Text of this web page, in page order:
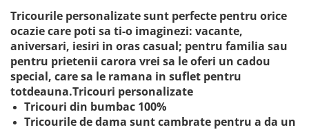
Tricourile personalizate sunt perfecte pentru orice
ocazie care poti sa ti-o imaginezi: vacante,
aniversari, iesiri in oras casual; pentru familia sau
pentru prietenii carora vrei sa le oferi un cadou
special, care sa le ramana in suflet pentru
totdeauna.Tricouri personalizate
Tricouri din bumbac 100%
Tricourile de dama sunt cambrate pentru a da un